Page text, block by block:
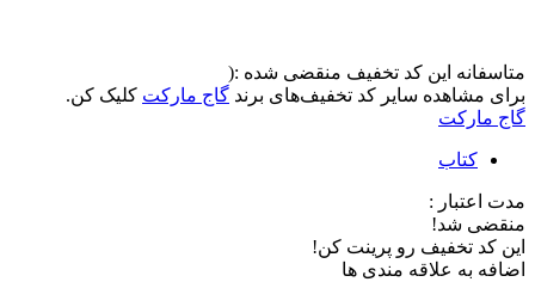
متاسفانه این کد تخفیف منقضی شده :(
برای مشاهده سایر کد تخفیف‌های برند گاج مارکت کلیک کن.
گاج مارکت
کتاب
مدت اعتبار :
منقضی شد!
این کد تخفیف رو پرینت کن!
اضافه به علاقه مندی ها